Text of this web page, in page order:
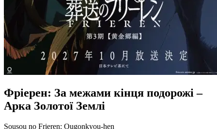
Фріерен: За межами кінця подорожі –
Арка Золотої Землі
Sousou no Frieren: Ougonkyou-hen